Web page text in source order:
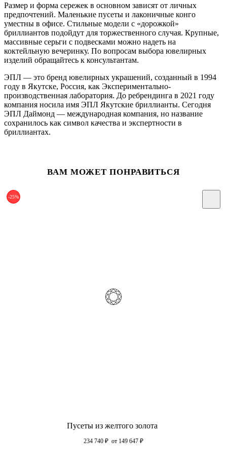
Размер и форма сережек в основном зависят от личных
предпочтений. Маленькие пусеты и лаконичные конго
уместны в офисе. Стильные модели с «дорожкой»
бриллиантов подойдут для торжественного случая. Крупные,
массивные серьги с подвесками можно надеть на
коктейльную вечеринку. По вопросам выбора ювелирных
изделий обращайтесь к консультантам.
ЭПЛ — это бренд ювелирных украшений, созданный в 1994
году в Якутске, Россия, как Экспериментально-
производственная лаборатория. До ребрендинга в 2021 году
компания носила имя ЭПЛ Якутские бриллианты. Сегодня
ЭПЛ Даймонд — международная компания, но название
сохранилось как символ качества и экспертности в
бриллиантах.
ВАМ МОЖЕТ ПОНРАВИТЬСЯ
-25%
Пусеты из желтого золота
234 740 ₽ от 149 647 ₽